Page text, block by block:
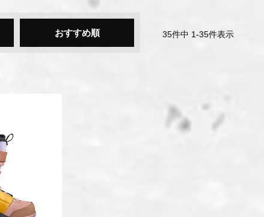
おすすめ順 35件中 1-35件表示